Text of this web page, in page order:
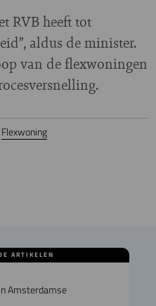
RVB heeft tot
aldus de minister.
van de flexwoningen
Flexwoning
ARTIKELEN
Amsterdamse